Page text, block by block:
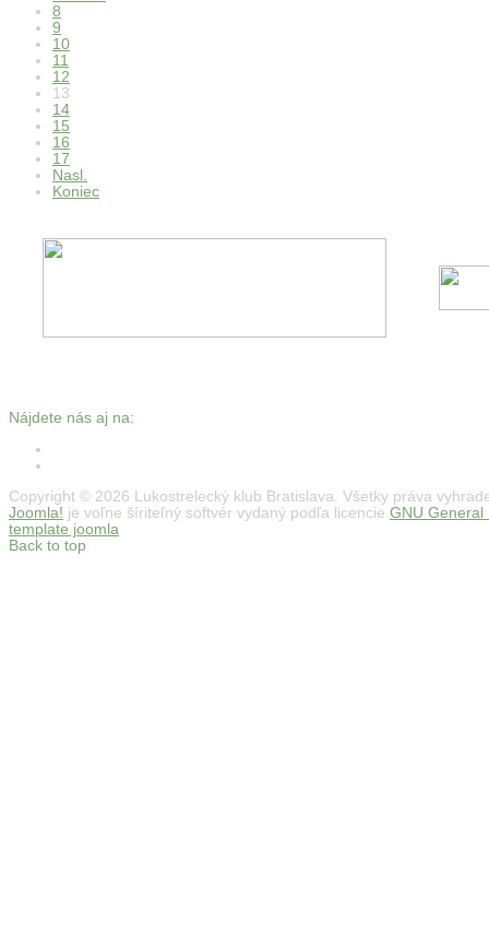
8
9
10
11
12
13
14
15
16
17
Nasl.
Koniec
Nájdete nás aj na:
Copyright © 2026 Lukostrelecký klub Bratislava. Všetky práva
Joomla! je voľne šíriteľný softvér vydaný podľa licencie GNU General
template joomla
Back to top